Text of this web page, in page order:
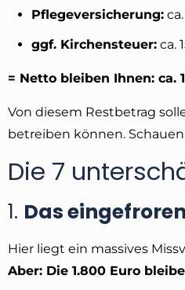
Pflegeversicherung:
ggf. Kirchensteuer: ca.
= Netto bleiben Ihnen: ca.
Von diesem Restbetrag
betreiben können.
Die 7
1. Das
Hier liegt ein massives
Aber: Die 1.800 Euro